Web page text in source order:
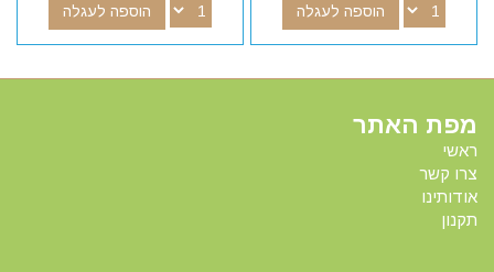
הוספה לעגלה הוספה לעגלה
מפת האתר
ראשי
צרו קשר
אודותינו
תקנון